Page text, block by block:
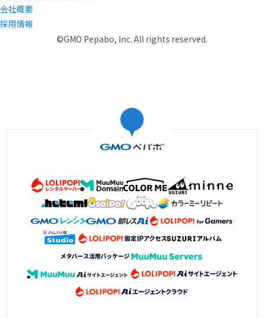
会社概要
採用情報
©GMO Pepabo, Inc. All rights reserved.